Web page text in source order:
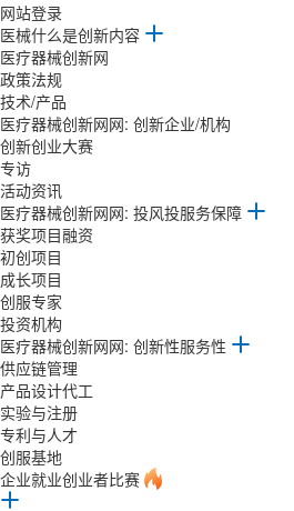
网站登录
医械什么是创新内容
医疗器械创新网
政策法规
技术/产品
医疗器械创新网网: 创新企业/机构
创新创业大赛
专访
活动资讯
医疗器械创新网网: 投风投服务保障
获奖项目融资
初创项目
成长项目
创服专家
投资机构
医疗器械创新网网: 创新性服务性
供应链管理
产品设计代工
实验与注册
专利与人才
创服基地
企业就业创业者比赛